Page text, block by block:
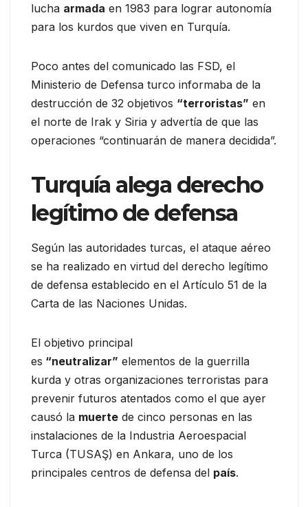
lucha armada en 1983 para lograr autonomía
para los kurdos que viven en Turquía.
Poco antes del comunicado las FSD, el
Ministerio de Defensa turco informaba de la
destrucción de 32 objetivos “terroristas” en
el norte de Irak y Siria y advertía de que las
operaciones “continuarán de manera decidida”.
Turquía alega derecho
legítimo de defensa
Según las autoridades turcas, el ataque aéreo
se ha realizado en virtud del derecho legítimo
de defensa establecido en el Artículo 51 de la
Carta de las Naciones Unidas.
El objetivo principal
es “neutralizar” elementos de la guerrilla
kurda y otras organizaciones terroristas para
prevenir futuros atentados como el que ayer
causó la muerte de cinco personas en las
instalaciones de la Industria Aeroespacial
Turca (TUSAŞ) en Ankara, uno de los
principales centros de defensa del país.